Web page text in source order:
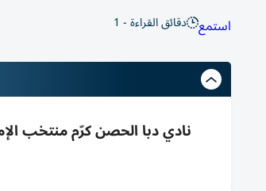
استمع دقائق القراءة - 1